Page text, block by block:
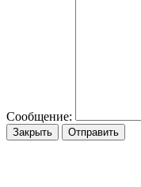
Сообщение:
Закрыть Отправить